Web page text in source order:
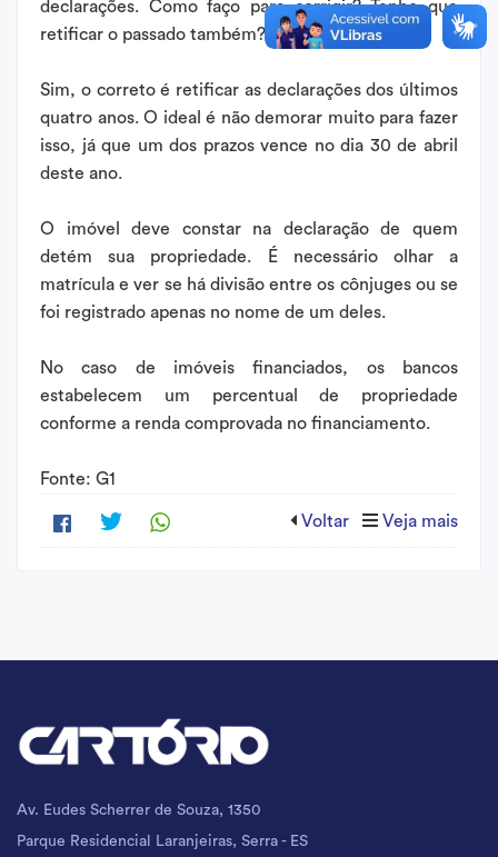
declarações. Como faço para corrigir? Tenho que
retificar o passado também?”
Sim, o correto é retificar as declarações dos últimos
quatro anos. O ideal é não demorar muito para fazer
isso, já que um dos prazos vence no dia 30 de abril
deste ano.
O imóvel deve constar na declaração de quem
detém sua propriedade. É necessário olhar a
matrícula e ver se há divisão entre os cônjuges ou se
foi registrado apenas no nome de um deles.
No caso de imóveis financiados, os bancos
estabelecem um percentual de propriedade
conforme a renda comprovada no financiamento.
Fonte: G1
Voltar Veja mais
Av. Eudes Scherrer de Souza, 1350
Parque Residencial Laranjeiras, Serra - ES